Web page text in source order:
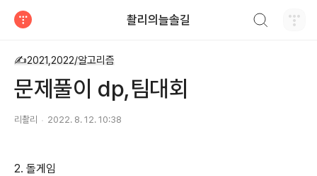
촬리의늘솔길
✍2021,2022/알고리즘
문제풀이 dp,팀대회
리촬리 2022. 8. 12. 10:38
2. 돌게임